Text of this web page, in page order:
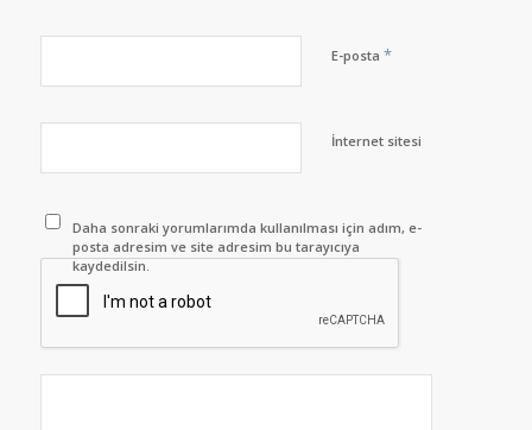
E-posta *
İnternet sitesi
Daha sonraki yorumlarımda kullanılması için adım, e-
posta adresim ve site adresim bu tarayıcıya
kaydedilsin.